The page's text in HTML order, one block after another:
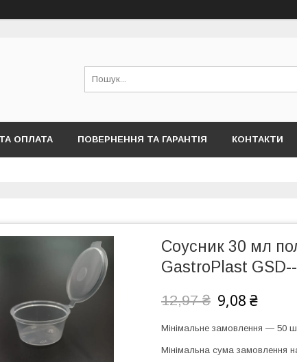
ОПЛАТА ПОВЕРНЕННЯ ТА ГАРАНТІЯ КОНТАКТИ
Соусник 30 мл
GastroPlast
12,97 ₴ 9,08 ₴
Мінімальне замовлення — 50
Мінімальна сума замовлення